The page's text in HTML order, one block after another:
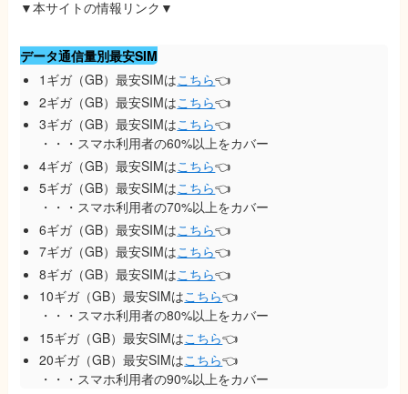
▼本サイトの情報リンク▼
データ通信量別最安SIM
1ギガ（GB）最安SIMはこちら👈
2ギガ（GB）最安SIMはこちら👈
3ギガ（GB）最安SIMはこちら👈
・・・スマホ利用者の60%以上をカバー
4ギガ（GB）最安SIMはこちら👈
5ギガ（GB）最安SIMはこちら👈
・・・スマホ利用者の70%以上をカバー
6ギガ（GB）最安SIMはこちら👈
7ギガ（GB）最安SIMはこちら👈
8ギガ（GB）最安SIMはこちら👈
10ギガ（GB）最安SIMはこちら👈
・・・スマホ利用者の80%以上をカバー
15ギガ（GB）最安SIMはこちら👈
20ギガ（GB）最安SIMはこちら👈
・・・スマホ利用者の90%以上をカバー